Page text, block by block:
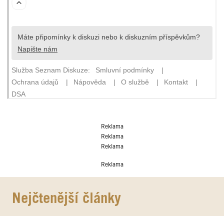
Reklama
Reklama
Reklama
Reklama
Nejčtenější články